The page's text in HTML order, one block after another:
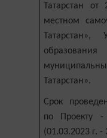
Татарстан
местном
Татарстан»,
Татарстан».
Срок
по Проекту
(01.03.2023 г. -